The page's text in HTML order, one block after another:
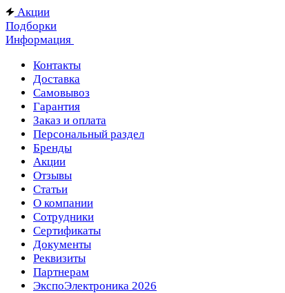
Акции
Подборки
Информация
Контакты
Доставка
Самовывоз
Гарантия
Заказ и оплата
Персональный раздел
Бренды
Акции
Отзывы
Статьи
О компании
Сотрудники
Сертификаты
Документы
Реквизиты
Партнерам
ЭкспоЭлектроника 2026